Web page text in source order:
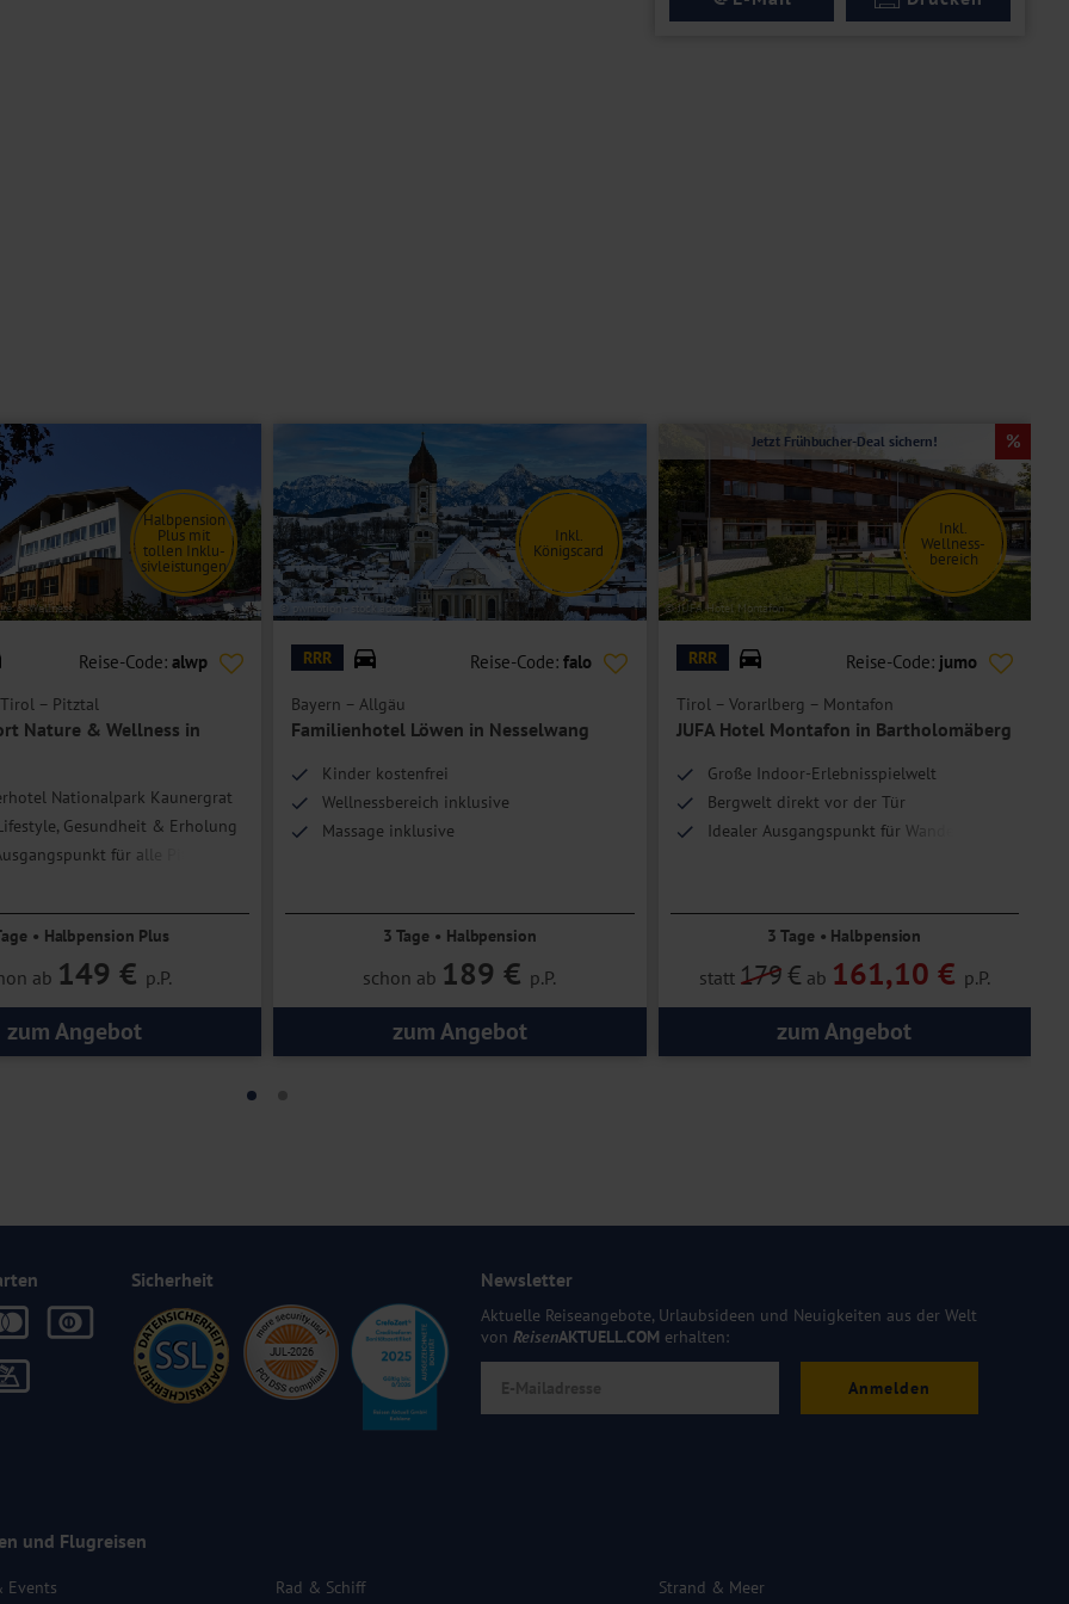
für ausgiebige Wanderungen, Radtouren oder Wintersport. Nach
zum Entspannen und Wohlfühlen ein. Für Ihr mitgebrachtes
Sie Ihre Touren bequem direkt vom Hotel aus starten können.
nutzen Sie während Ihres gesamten Aufenthalts kostenfrei.
nicht geeignet. Bitte kontaktieren Sie im Zweifel unser
Bettdecken, die Ihren Schlaf zu einem Wohlfühlerlebnis machen.
wertvollen Ressourcen der hoteleigenen Lampakas hergestellt
WC, Föhn, Safe, TV, Telefon sowie einen Kaffee- &
& Wellness
Halbpension
Plus mit
tollen Inklu-
sivleistungen
Reise-Code: alwp
– Pitztal
Nature & Wellness in
Nationalpark Kaunergrat
Gesundheit & Erholung
für alle Pitztal-
• Halbpension Plus
ab 149 € p.P.
zum Angebot
© pwmotion - stock.adobe.com
Inkl.
Königscard
RRR Reise-Code: falo
Bayern – Allgäu
Familienhotel Löwen in Nesselwang
Kinder kostenfrei
Wellnessbereich inklusive
Massage inklusive
3 Tage • Halbpension
schon ab 189 € p.P.
zum Angebot
© JUFA Hotel Montafon
Inkl.
Wellness-
bereich
Jetzt Frühbucher-Deal sichern!
RRR Reise-Code: jumo
Tirol – Vorarlberg – Montafon
JUFA Hotel Montafon in Bartholomäberg
Große Indoor-Erlebnisspielwelt
Bergwelt direkt vor der Tür
Idealer Ausgangspunkt für Wanderungen
3 Tage • Halbpension
statt 179€ ab 161,10 € p.P.
zum Angebot
Sicherheit Newsletter
Aktuelle Reiseangebote, Urlaubsideen und Neuigkeiten aus der Welt
von ReisenAKTUELL.COM erhalten:
Anmelden
und Flugreisen
Events
Rad & Schiff
Strand & Meer